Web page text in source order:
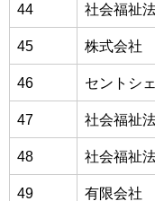
44 社会福祉
45 株式会社
46 セントシ
47 社会福祉
48 社会福祉
49 有限会社